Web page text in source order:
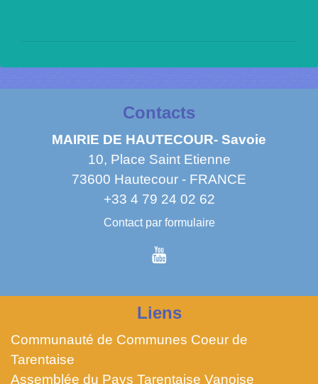
Contacts
MAIRIE DE HAUTECOUR- Savoie
10, Place Saint Etienne
73600 Hautecour - FRANCE
+33 4 79 24 02 62
Contact par formulaire
Liens
Communauté de Communes Coeur de
Tarentaise
Assemblée du Pays Tarentaise Vanoise